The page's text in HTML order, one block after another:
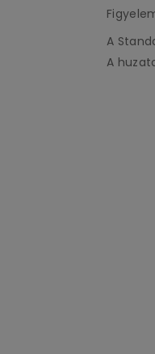
A
A